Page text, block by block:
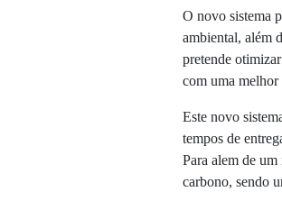
O novo sistema
ambiental, além
pretende
com uma melhor
Este novo
tempos de
Para alem de
carbono, sendo